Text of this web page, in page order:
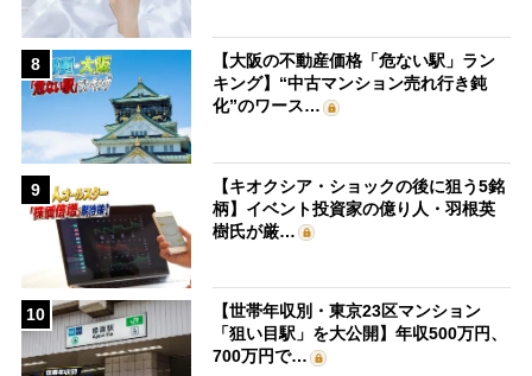
8
【大阪の不動産価格「危ない駅」ラン
キング】“中古マンション売れ行き鈍
化”のワース…
9
【キオクシア・ショックの後に狙う5銘
柄】イベント投資家の億り人・羽根英
樹氏が厳…
10
【世帯年収別・東京23区マンション
「狙い目駅」を大公開】年収500万円、
700万円で…